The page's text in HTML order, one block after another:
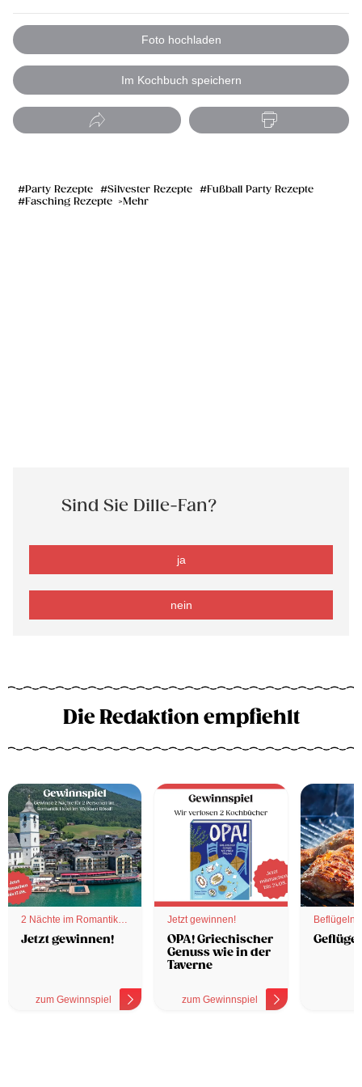
Foto hochladen
Im Kochbuch speichern
Party Rezepte Silvester Rezepte
Fußball Party Rezepte
Fasching Rezepte
Mehr
Sind Sie Dille-Fan?
ja
nein
Die Redaktion empfiehlt
2 Nächte im Romantik
Hotel
Jetzt gewinnen!
zum Gewinnspiel
Jetzt gewinnen!
OPA! Griechischer
Genuss wie in der
Taverne
zum Gewinnspiel